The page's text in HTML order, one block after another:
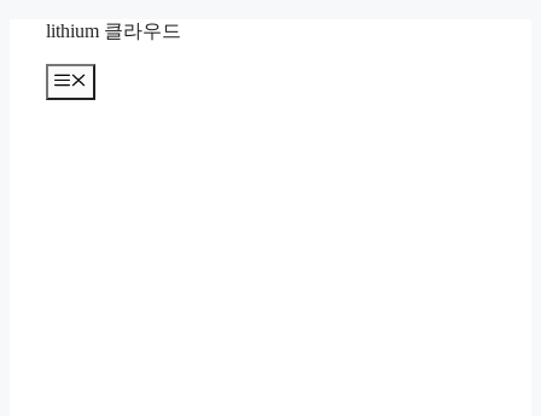
lithium 클라우드
메
뉴